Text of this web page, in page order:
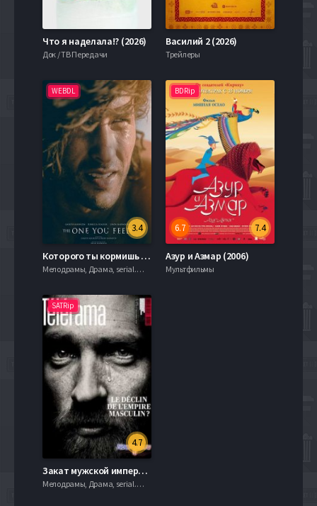
Что я наделала!? (2026)
Док / ТВ Передачи
Василий 2 (2026)
Трейлеры
WEBDL
3.4
Которого ты кормишь / Кормилица (2018)
Мелодрамы, Драма, serial.mob
BDRip
7.4
6.7
Азур и Азмар (2006)
Мультфильмы
SATRip
4.7
Закат мужской империи (2013)
Мелодрамы, Драма, serial.mob